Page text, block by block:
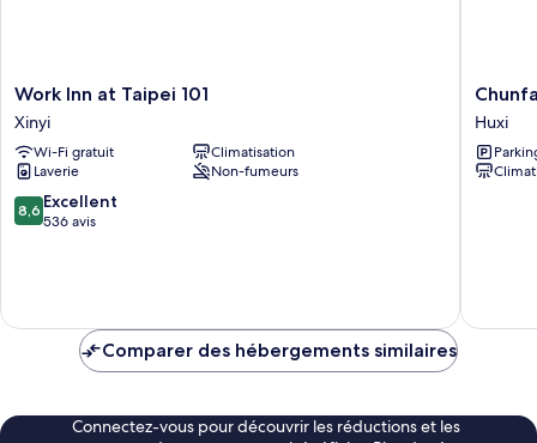
Work
Inn
at
Taipei
101
Xinyi
Work Inn at Taipei 101
Xinyi
Wi-Fi gratuit
Climatisation
Laverie
Non-fumeurs
8.6
sur
8,6 Excellent
536 avis
Chunfa
B&B
Huxi
Huxi
Comparer des hébergements similaires
Connectez-vous pour découvrir les réductions et les